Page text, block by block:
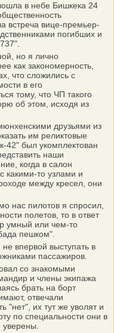
в небе Бишкека 24
встреча вице-премьер-
погибших и
но я лично
как закономерность,
что сложились с
в его
тому, что ЧП такого
об этом, исходя из
друзьями из
им реликтовые
42" был укомплектован
наши
когда в салон
какими-то узлами и
между кресел, они
нас пилотов я спросил,
полетов, то в ответ
умный или чем-то
пешком".
впервой выступать в
пассажиров.
со знакомыми
и члены экипажа
брать на борт
отвечали
"нет", их тут же уволят и
по специальности они в
уверены.